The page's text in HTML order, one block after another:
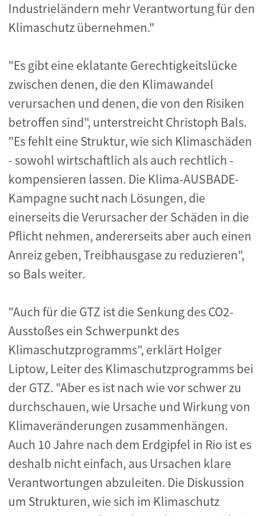
Industrieländern mehr Verantwortung für den
Klimaschutz übernehmen."
"Es gibt eine eklatante Gerechtigkeitslücke
zwischen denen, die den Klimawandel
verursachen und denen, die von den Risiken
betroffen sind", unterstreicht Christoph Bals.
"Es fehlt eine Struktur, wie sich Klimaschäden
- sowohl wirtschaftlich als auch rechtlich -
kompensieren lassen. Die Klima-AUSBADE-
Kampagne sucht nach Lösungen, die
einerseits die Verursacher der Schäden in die
Pflicht nehmen, andererseits aber auch einen
Anreiz geben, Treibhausgase zu reduzieren",
so Bals weiter.
"Auch für die GTZ ist die Senkung des CO2-
Ausstoßes ein Schwerpunkt des
Klimaschutzprogramms", erklärt Holger
Liptow, Leiter des Klimaschutzprogramms bei
der GTZ. "Aber es ist nach wie vor schwer zu
durchschauen, wie Ursache und Wirkung von
Klimaveränderungen zusammenhängen.
Auch 10 Jahre nach dem Erdgipfel in Rio ist es
deshalb nicht einfach, aus Ursachen klare
Verantwortungen abzuleiten. Die Diskussion
um Strukturen, wie sich im Klimaschutz